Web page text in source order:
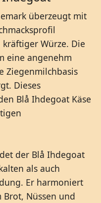
überzeugt mit
Würze. Die
eine angenehm
Ziegenmilchbasis
Dieses
Blå Ihdegoat Käse
der Blå Ihdegoat
als auch
Er harmoniert
Nüssen und